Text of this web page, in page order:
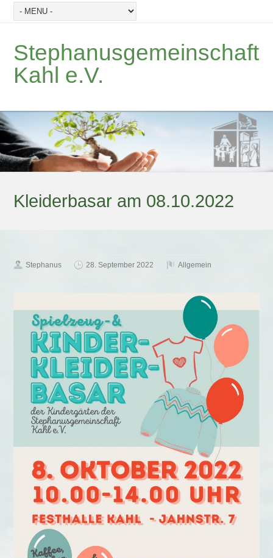
Stephanusgemeinschaft
Kahl e.V.
Kleiderbasar am 08.10.2022
Stephanus 28. September 2022 Allgemein